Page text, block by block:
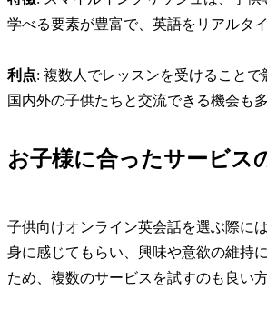
学べる要素が豊富で、英語をリアルタ
利点: 複数人でレッスンを受けること
国内外の子供たちと交流できる機会も多
お子様に合ったサービス
子供向けオンライン英会話を選ぶ際に
身に感じてもらい、興味や意欲の維持
ため、複数のサービスを試すのも良い方